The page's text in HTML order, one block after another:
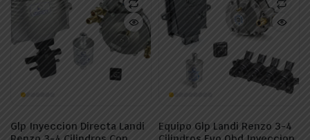
Glp Inyeccion Directa Landi
Equipo Glp Landi Renzo 3-4